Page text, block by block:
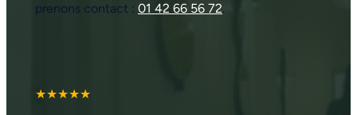
prenons contact : 01 42 66 56 72.
★★★★★